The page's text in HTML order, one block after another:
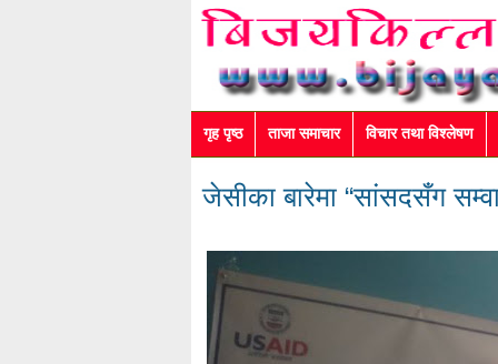
गृह पृष्ठ ताजा समाचार विचार तथा विश्लेषण
जेसीका बारेमा “सांसदसँग